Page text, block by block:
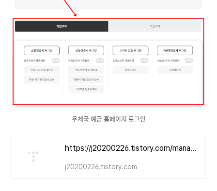
우체국 예금 홈페이지 로그인
https://j20200226.tistory.com/manage/newpost/12?returnURL=https%3A%2F%2Fj20200226.tistory.com%2Fmanage%2Fposts&type=post
j20200226.tistory.com